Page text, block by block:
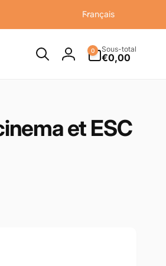
Français
Connexion
0
0 articleSous-total
€0,00
et ESC